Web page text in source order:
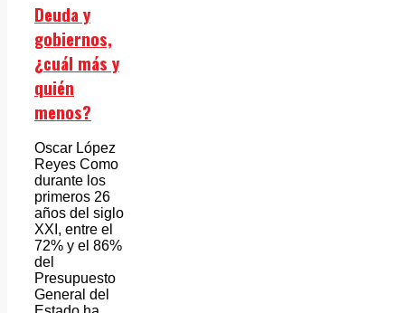
Deuda y
gobiernos,
¿cuál más y
quién
menos?
Oscar López
Reyes Como
durante los
primeros 26
años del siglo
XXI, entre el
72% y el 86%
del
Presupuesto
General del